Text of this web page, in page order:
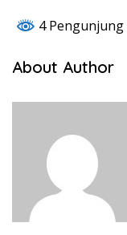
4 Pengunjung
About Author